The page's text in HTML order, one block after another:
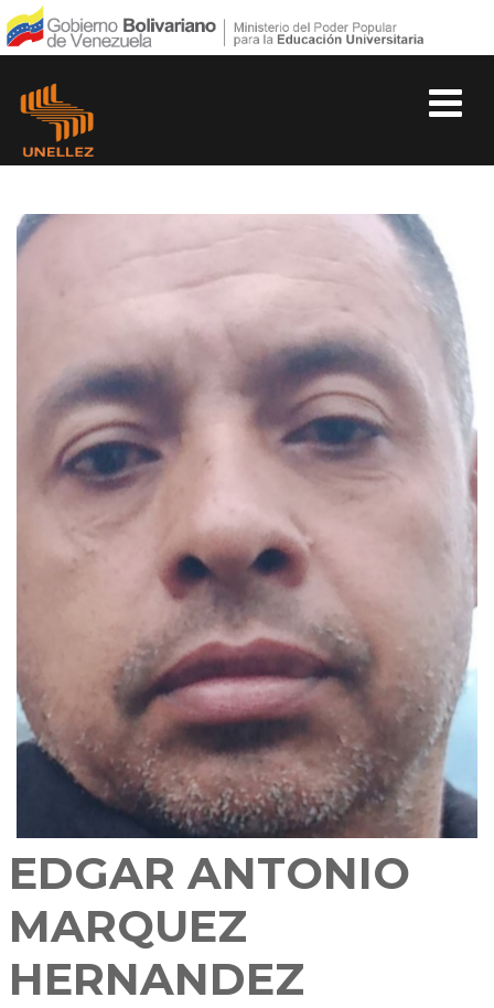
EDGAR ANTONIO
MARQUEZ
HERNANDEZ